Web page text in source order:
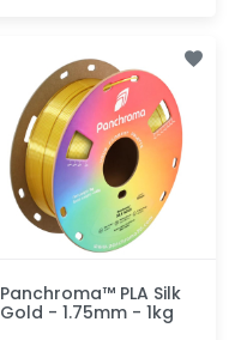
rapide
Panchroma™ PLA Silk
Gold - 1.75mm - 1kg